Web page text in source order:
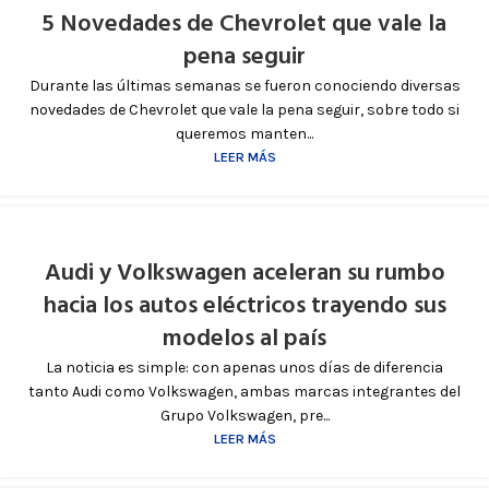
5 Novedades de Chevrolet que vale la
pena seguir
Durante las últimas semanas se fueron conociendo diversas
novedades de Chevrolet que vale la pena seguir, sobre todo si
queremos manten...
LEER MÁS
Audi y Volkswagen aceleran su rumbo
hacia los autos eléctricos trayendo sus
modelos al país
La noticia es simple: con apenas unos días de diferencia
tanto Audi como Volkswagen, ambas marcas integrantes del
Grupo Volkswagen, pre...
LEER MÁS